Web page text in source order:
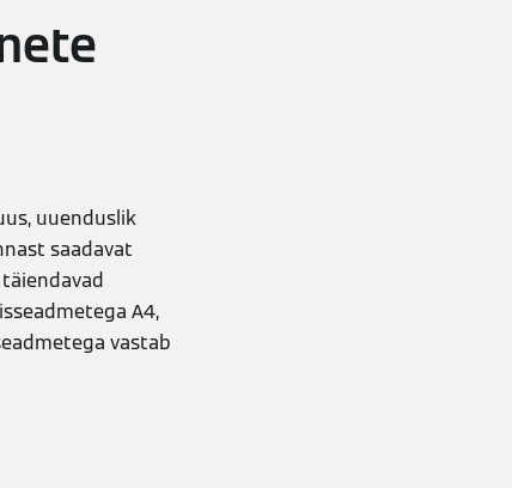
uuenduslik
saadavat
A4,
vastab